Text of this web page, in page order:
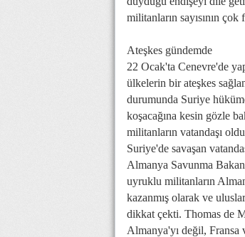
militanların sayısının
Ateşkes gündemde
22 Ocak'ta Cenevre'de
ülkelerin bir ateşkes
durumunda Suriye
koşacağına kesin gözle
militanların vatandaşı
Suriye'de savaşan
Almanya Savunma
uyruklu militanların
kazanmış olarak ve
dikkat çekti. Thomas de
Almanya'yı değil,